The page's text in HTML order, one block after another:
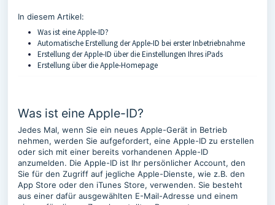
In diesem Artikel:
Was ist eine Apple-ID?
Automatische Erstellung der Apple-ID bei erster Inbetriebnahme
Erstellung der Apple-ID über die Einstellungen Ihres iPads
Erstellung über die Apple-Homepage
Was ist eine Apple-ID?
Jedes Mal, wenn Sie ein neues Apple-Gerät in Betrieb
nehmen, werden Sie aufgefordert, eine Apple-ID zu erstellen
oder sich mit einer bereits vorhandenen Apple-ID
anzumelden. Die Apple-ID ist Ihr persönlicher Account, den
Sie für den Zugriff auf jegliche Apple-Dienste, wie z.B. den
App Store oder den iTunes Store, verwenden. Sie besteht
aus einer dafür ausgewählten E-Mail-Adresse und einem